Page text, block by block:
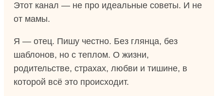
Этот канал — не про идеальные советы. И не
от мамы.
Я — отец. Пишу честно. Без глянца, без
шаблонов, но с теплом. О жизни,
родительстве, страхах, любви и тишине, в
которой всё это происходит.